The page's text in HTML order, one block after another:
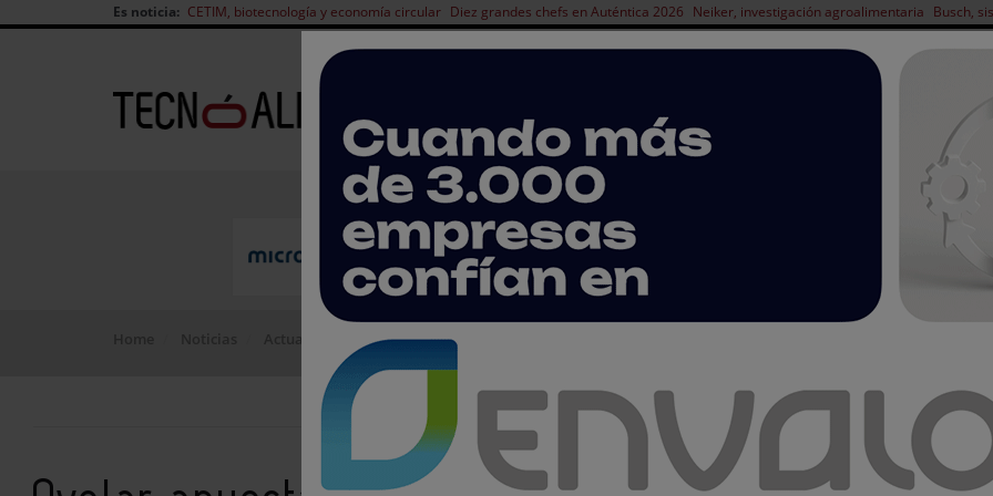
Es noticia: CETIM, biotecnología y economía circular Diez grandes chefs en Auténtica 2026 Neiker, investigación agroalimentaria Busch,
NOTICIAS ARTÍCULOS
Actualidad del sector Ovelar apuesta por ´Eklipse´, un material pet que bloquea el 99% de la luz